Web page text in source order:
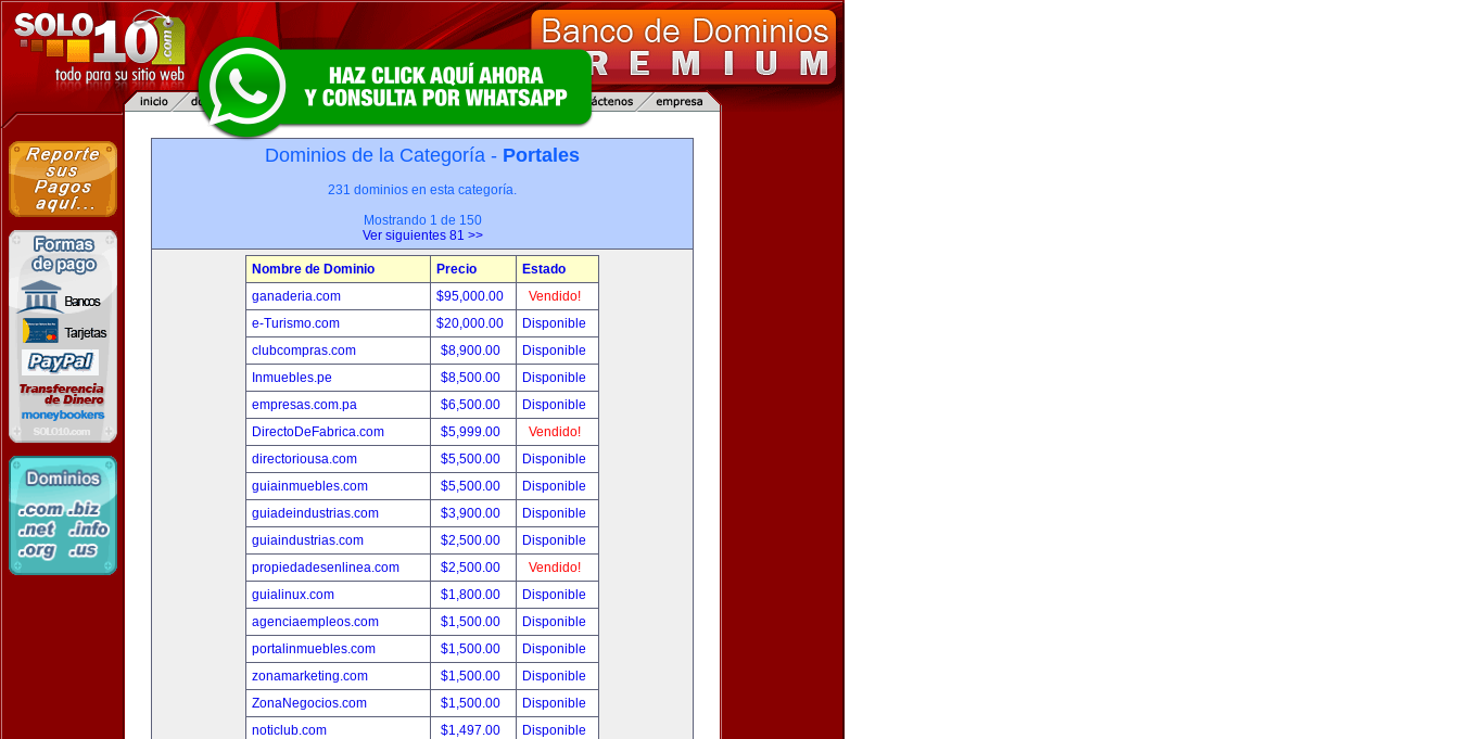
Dominios de la Categoría - Portales
231 dominios en esta categoría.
Mostrando 1 de 150
Ver siguientes 81 >>
Nombre de Dominio Precio
Estado
ganaderia.com
$95,000.00
Vendido!
e-Turismo.com
$20,000.00
Disponible
clubcompras.com
$8,900.00
Disponible
Inmuebles.pe
$8,500.00
Disponible
empresas.com.pa
$6,500.00
Disponible
DirectoDeFabrica.com
$5,999.00
Vendido!
directoriousa.com
$5,500.00
Disponible
guiainmuebles.com
$5,500.00
Disponible
guiadeindustrias.com
$3,900.00
Disponible
guiaindustrias.com
$2,500.00
Disponible
propiedadesenlinea.com
$2,500.00
Vendido!
guialinux.com
$1,800.00
Disponible
agenciaempleos.com
$1,500.00
Disponible
portalinmuebles.com
$1,500.00
Disponible
zonamarketing.com
$1,500.00
Disponible
ZonaNegocios.com
$1,500.00
Disponible
noticlub.com
$1,497.00
Disponible